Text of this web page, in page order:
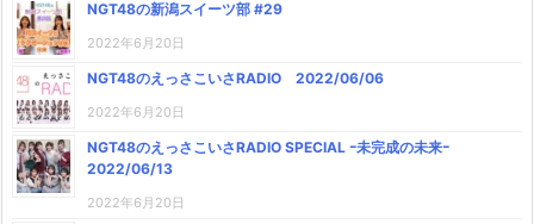
NGT48の新潟スイーツ部 #29
2022年6月20日
NGT48のえっさこいさRADIO 2022/06/06
2022年6月20日
NGT48のえっさこいさRADIO SPECIAL ｰ未完成の未来ｰ
2022/06/13
2022年6月20日